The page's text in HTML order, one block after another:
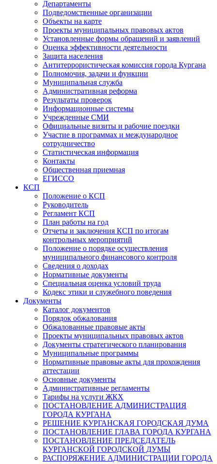
Департаменты
Подведомственные организации
Объекты на карте
Проекты муниципальных правовых актов
Установленные формы обращений и заявлений
Оценка эффективности деятельности
Защита населения
Антитеррористическая комиссия города Кургана
Полномочия, задачи и функции
Муниципальная служба
Административная реформа
Результаты проверок
Информационные системы
Учрежденные СМИ
Официальные визиты и рабочие поездки
Участие в программах и международное
сотрудничество
Статистическая информация
Контакты
Общественная приемная
ЕГИССО
КСП
Положение о КСП
Руководитель
Регламент КСП
План работы на год
Отчеты и заключения КСП по итогам
контрольных мероприятий
Положение о порядке осуществления
муниципального финансового контроля
Сведения о доходах
Нормативные документы
Специальная оценка условий труда
Кодекс этики и служебного поведения
Документы
Каталог документов
Порядок обжалования
Обжалованные правовые акты
Проекты муниципальных правовых актов
Документы стратегического планирования
Муниципальные программы
Нормативные правовые акты для прохождения
аттестации
Основные документы
Административные регламенты
Тарифы на услуги ЖКХ
ПОСТАНОВЛЕНИЕ АДМИНИСТРАЦИЯ
ГОРОДА КУРГАНА
РЕШЕНИЕ КУРГАНСКАЯ ГОРОДСКАЯ ДУМА
ПОСТАНОВЛЕНИЕ ГЛАВА ГОРОДА КУРГАНА
ПОСТАНОВЛЕНИЕ ПРЕДСЕДАТЕЛЬ
КУРГАНСКОЙ ГОРОДСКОЙ ДУМЫ
РАСПОРЯЖЕНИЕ АДМИНИСТРАЦИИ ГОРОДА